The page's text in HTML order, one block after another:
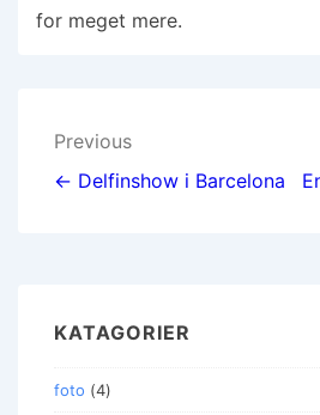
for meget mere.
Previous
← Delfinshow i Barcelona
KATAGORIER
foto (4)